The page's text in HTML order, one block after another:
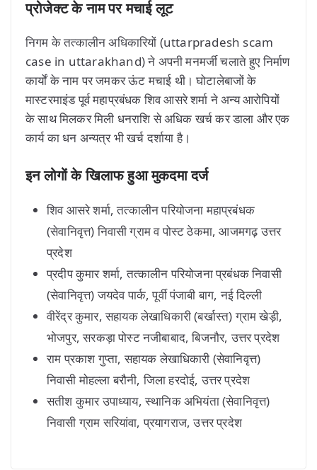
प्रोजेक्ट के नाम पर मचाई लूट
निगम के तत्कालीन अधिकारियों (uttarpradesh scam
case in uttarakhand) ने अपनी मनमर्जी चलाते हुए निर्माण
कार्यों के नाम पर जमकर ऊंट मचाई थी। घोटालेबाजों के
मास्टरमाइंड पूर्व महाप्रबंधक शिव आसरे शर्मा ने अन्य आरोपियों
के साथ मिलकर मिली धनराशि से अधिक खर्च कर डाला और एक
कार्य का धन अन्यत्र भी खर्च दर्शाया है।
इन लोगों के खिलाफ हुआ मुकदमा दर्ज
शिव आसरे शर्मा, तत्कालीन परियोजना महाप्रबंधक
(सेवानिवृत्त) निवासी ग्राम व पोस्ट ठेकमा, आजमगढ़ उत्तर
प्रदेश
प्रदीप कुमार शर्मा, तत्कालीन परियोजना प्रबंधक निवासी
(सेवानिवृत्त) जयदेव पार्क, पूर्वी पंजाबी बाग, नई दिल्ली
वीरेंद्र कुमार, सहायक लेखाधिकारी (बर्खास्त) ग्राम खेड़ी,
भोजपुर, सरकड़ा पोस्ट नजीबाबाद, बिजनौर, उत्तर प्रदेश
राम प्रकाश गुप्ता, सहायक लेखाधिकारी (सेवानिवृत्त)
निवासी मोहल्ला बरौनी, जिला हरदोई, उत्तर प्रदेश
सतीश कुमार उपाध्याय, स्थानिक अभियंता (सेवानिवृत्त)
निवासी ग्राम सरियांवा, प्रयागराज, उत्तर प्रदेश